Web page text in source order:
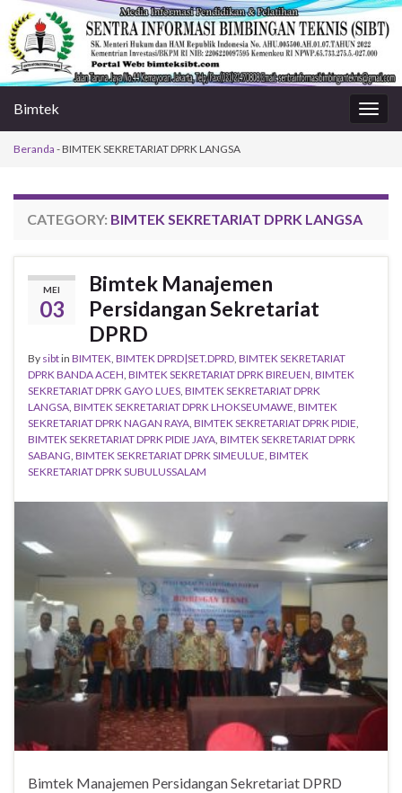
Bimtek
Beranda -BIMTEK SEKRETARIAT DPRK LANGSA
CATEGORY: BIMTEK SEKRETARIAT DPRK LANGSA
MEI
03
Bimtek Manajemen
Persidangan Sekretariat
DPRD
By sibtin BIMTEK, BIMTEK DPRD|SET.DPRD, BIMTEK SEKRETARIAT
DPRK BANDA ACEH, BIMTEK SEKRETARIAT DPRK BIREUEN, BIMTEK
SEKRETARIAT DPRK GAYO LUES, BIMTEK SEKRETARIAT DPRK
LANGSA, BIMTEK SEKRETARIAT DPRK LHOKSEUMAWE, BIMTEK
SEKRETARIAT DPRK NAGAN RAYA, BIMTEK SEKRETARIAT DPRK PIDIE,
BIMTEK SEKRETARIAT DPRK PIDIE JAYA, BIMTEK SEKRETARIAT DPRK
SABANG, BIMTEK SEKRETARIAT DPRK SIMEULUE, BIMTEK
SEKRETARIAT DPRK SUBULUSSALAM
Bimtek Manajemen Persidangan Sekretariat DPRD